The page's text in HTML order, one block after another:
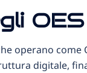
OES
operano
digitale,